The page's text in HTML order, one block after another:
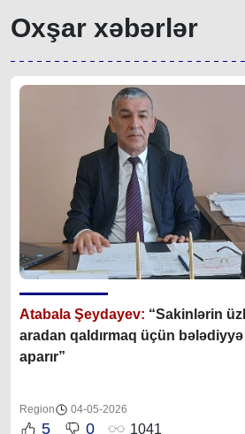
Oxşar xəbərlər
Atabala Şeydayev: “Sakinlərin
aradan qaldırmaq üçün
aparır”
Region 04-05-2026
5 0 1041